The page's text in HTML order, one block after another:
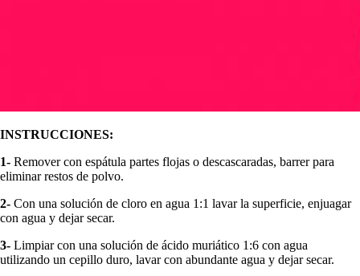
INSTRUCCIONES:
1- Remover con espátula partes flojas o descascaradas, barrer para
eliminar restos de polvo.
2- Con una solución de cloro en agua 1:1 lavar la superficie, enjuagar
con agua y dejar secar.
3- Limpiar con una solución de ácido muriático 1:6 con agua
utilizando un cepillo duro, lavar con abundante agua y dejar secar.